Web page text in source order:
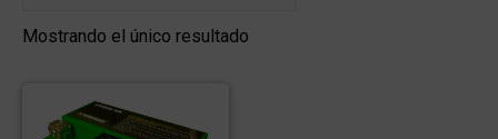
Mostrando el único resultado